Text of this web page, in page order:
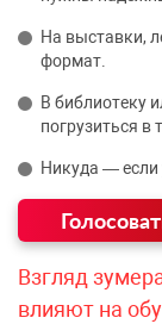
На выставки,
формат.
В библиотеку
погрузиться в
Никуда — если
Взгляд
влияют на